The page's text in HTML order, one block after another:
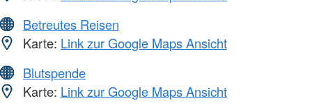
Betreutes Reisen
Karte: Link zur Google Maps Ansicht
Blutspende
Karte: Link zur Google Maps Ansicht